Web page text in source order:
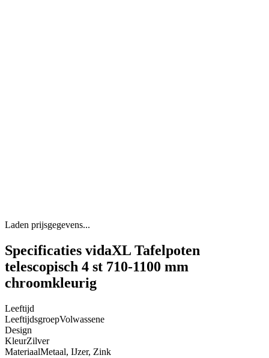
Laden prijsgegevens...
Specificaties vidaXL Tafelpoten
telescopisch 4 st 710-1100 mm
chroomkleurig
Leeftijd
LeeftijdsgroepVolwassene
Design
KleurZilver
MateriaalMetaal, IJzer, Zink